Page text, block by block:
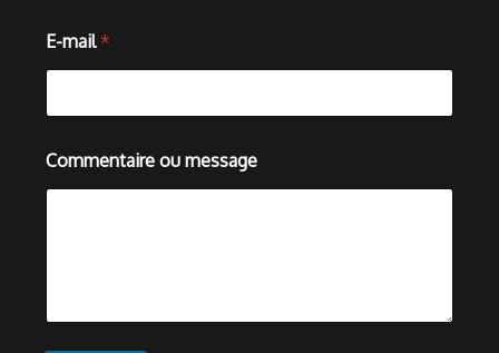
a
i
r
*
e
s
E-mail *
Commentaire ou message